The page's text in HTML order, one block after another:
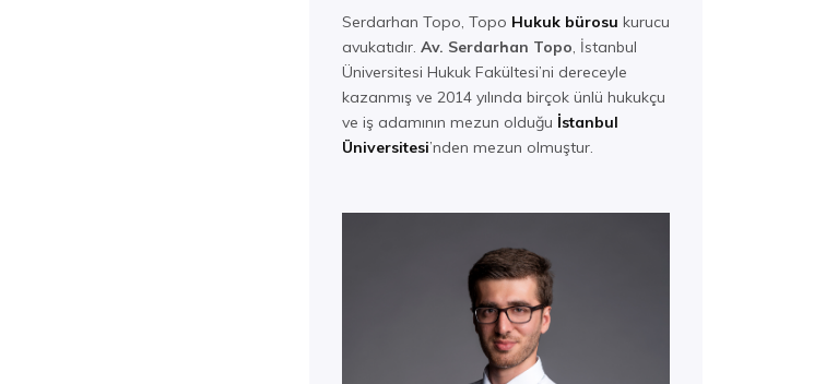
Serdarhan Topo, Topo Hukuk bürosu kurucu
avukatıdır. Av. Serdarhan Topo, İstanbul
Üniversitesi Hukuk Fakültesi’ni dereceyle
kazanmış ve 2014 yılında birçok ünlü hukukçu
ve iş adamının mezun olduğu İstanbul
Üniversitesi’nden mezun olmuştur.